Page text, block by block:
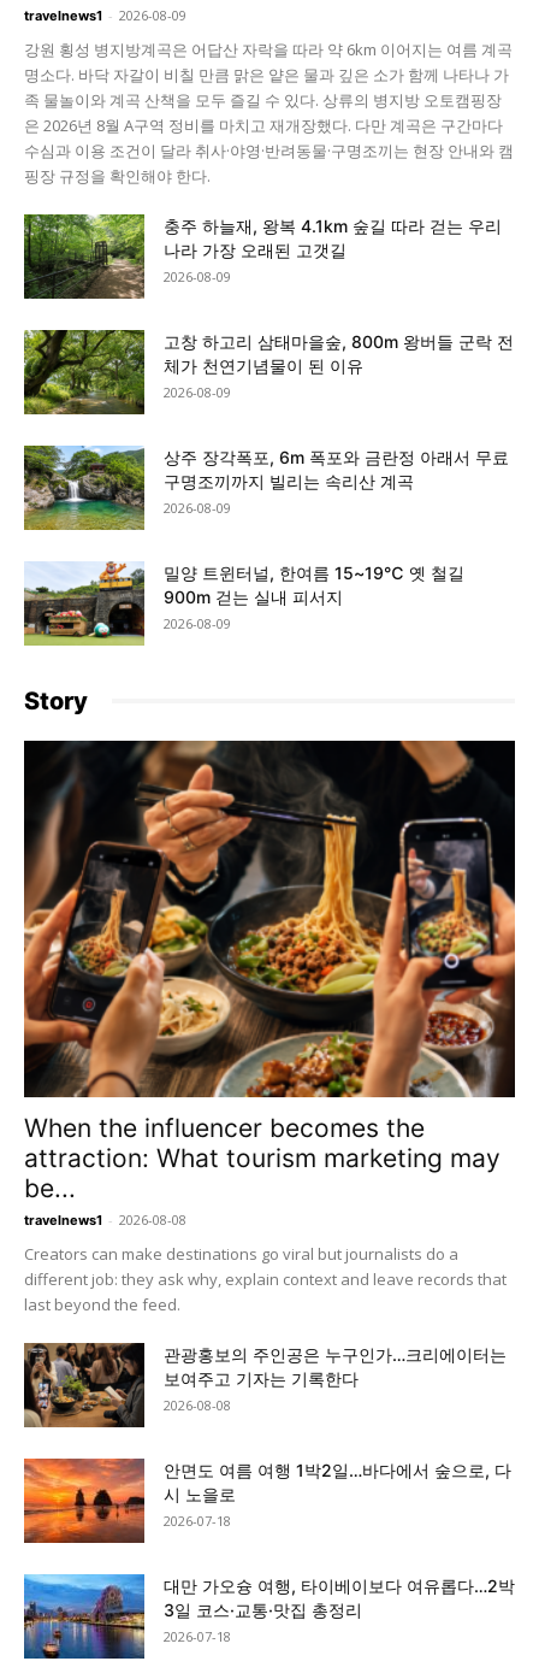
travelnews1 - 2026-08-09
강원 횡성 병지방계곡은 어답산 자락을 따라 약 6km 이어지는 여름 계곡
명소다. 바닥 자갈이 비칠 만큼 맑은 얕은 물과 깊은 소가 함께 나타나 가
족 물놀이와 계곡 산책을 모두 즐길 수 있다. 상류의 병지방 오토캠핑장
은 2026년 8월 A구역 정비를 마치고 재개장했다. 다만 계곡은 구간마다
수심과 이용 조건이 달라 취사·야영·반려동물·구명조끼는 현장 안내와 캠
핑장 규정을 확인해야 한다.
충주 하늘재, 왕복 4.1km 숲길 따라 걷는 우리
나라 가장 오래된 고갯길
2026-08-09
고창 하고리 삼태마을숲, 800m 왕버들 군락 전
체가 천연기념물이 된 이유
2026-08-09
상주 장각폭포, 6m 폭포와 금란정 아래서 무료
구명조끼까지 빌리는 속리산 계곡
2026-08-09
밀양 트윈터널, 한여름 15~19℃ 옛 철길
900m 걷는 실내 피서지
2026-08-09
Story
When the influencer becomes the
attraction: What tourism marketing may
be...
travelnews1 - 2026-08-08
Creators can make destinations go viral but journalists do a
different job: they ask why, explain context and leave records that
last beyond the feed.
관광홍보의 주인공은 누구인가…크리에이터는
보여주고 기자는 기록한다
2026-08-08
안면도 여름 여행 1박2일…바다에서 숲으로, 다
시 노을로
2026-07-18
대만 가오슝 여행, 타이베이보다 여유롭다…2박
3일 코스·교통·맛집 총정리
2026-07-18